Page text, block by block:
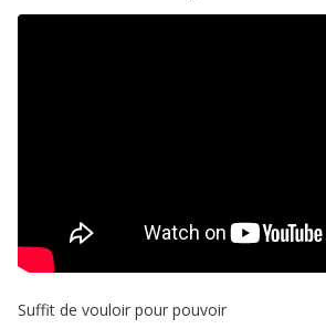
Suffit de vouloir pour pouvoir